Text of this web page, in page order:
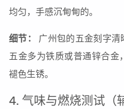
均匀，手感沉甸甸的。
细节：
广州包的五金刻字
五金多为铁质或普通锌合金
褪色生锈。
4. 气味与燃烧测试（